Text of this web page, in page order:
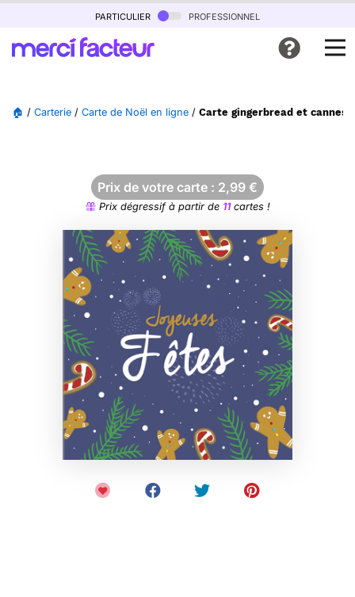
particulier professionnel
🏠 / Carterie / Carte de Noël en ligne / Carte gingerbread et cannes
Prix de votre carte : 2,99 €
Prix dégressif à partir de 11cartes !